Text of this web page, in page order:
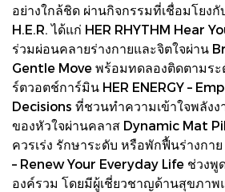
อย่างใกล้ชิด ผ่านกิจกรรมที่เชื่อมโยง
H.E.R. ได้แก่ HER RHYTHM Hear
ร่วมผ่อนคลายร่างกายและจิตใจผ่าน
Gentle Move พร้อมทดลองติดตามร
ร์ตวอตช์การ์มิน HER ENERGY –
Decisions ที่ชวนทำความเข้าใจพลังง
ของหัวใจผ่านคลาส Dynamic Mat
ควรเร่ง รักษาระดับ หรือพักฟื้นร่างกาย
– Renew Your Everyday Life ช่วง
องค์รวม โดยมีผู้เชี่ยวชาญด้านสุขภาพ